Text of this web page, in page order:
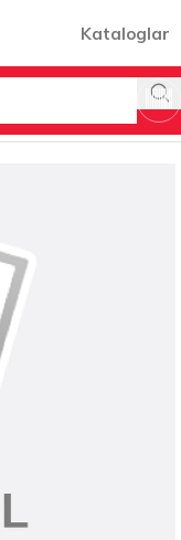
Kataloglar
KİMYASALLARI